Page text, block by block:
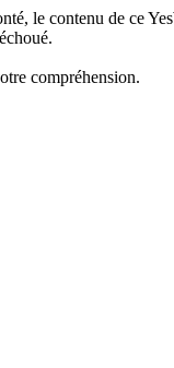
le contenu de ce
compréhension.